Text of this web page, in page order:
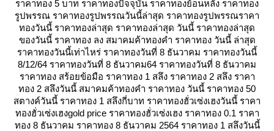
ราคาทอง 5 บาท ราคาทองปัจจุบัน ราคาทองย้อนหลัง ราคาทอง
รูปพรรณ ราคาทองรูปพรรณวันนี้ล่าสุด ราคาทองรูปพรรณราคา
ทองวันนี้ ราคาทองล่าสุด ราคาทองล่าสุด วันนี้ ราคาทองล่าสุด
ของวันนี้ ราคาทอง ลง สมาคมค้าทองคํา ราคาทอง วันนี้ ล่าสุด
ราคาทองวันนี้เท่าไหร่ ราคาทองวันที่ 8 ธันวาคม ราคาทองวันนี้
8/12/64 ราคาทองวันที่ 8 ธันวาคม64 ราคาทองวันที่ 8 ธันวาคม
ราคาทอง สร้อยข้อมือ ราคาทอง 1 สลึง ราคาทอง 2 สลึง ราคา
ทอง 2 สลึงวันนี้ สมาคมค้าทองคํา ราคาทอง วันนี้ ราคาทอง 50
สตางค์วันนี้ ราคาทอง 1 สลึงกี่บาท ราคาทองฮั่วเซ่งเฮงวันนี้ ราคา
ทองฮั่วเซ่งเฮงgold price ราคาทองฮั่วเซ่งเฮง ราคาทอง 0.1 ราคา
ทอง 8 ธันวาคม ราคาทอง 8 ธันวาคม 2564 ราคาทอง 1 สลึงวันนี้